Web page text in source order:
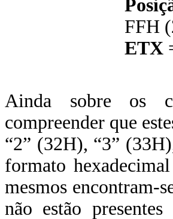
FFH
ETX
Ainda sobre os
compreender que
“2” (32H), “3”
formato
mesmos encontram-
não estão